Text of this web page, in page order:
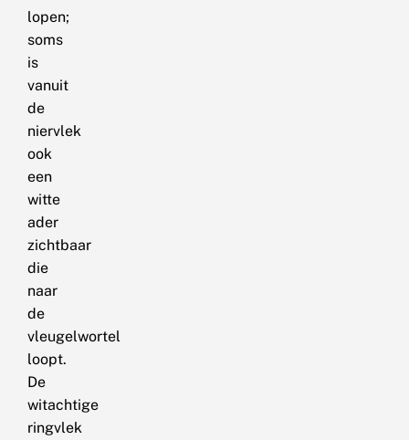
lopen;
soms
is
vanuit
de
niervlek
ook
een
witte
ader
zichtbaar
die
naar
de
vleugelwortel
loopt.
De
witachtige
ringvlek